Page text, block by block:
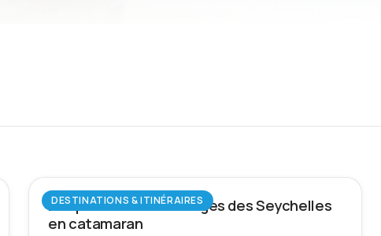
DESTINATIONS & ITINÉRAIRES
Les plus beaux mouillages des Seychelles
en catamaran